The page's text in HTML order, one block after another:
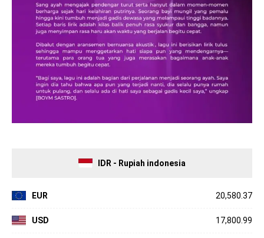
IDR - Rupiah indonesia
EUR 20,580.37
USD 17,800.99